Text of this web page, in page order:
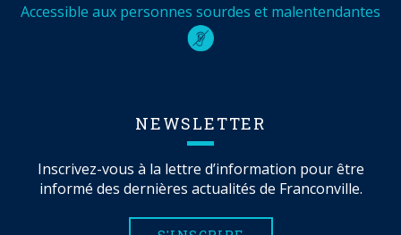
Accessible aux personnes sourdes et malentendantes
NEWSLETTER
Inscrivez-vous à la lettre d’information pour être
informé des dernières actualités de Franconville.